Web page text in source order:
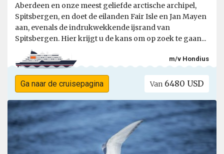
Aberdeen en onze meest geliefde arctische archipel,
Spitsbergen, en doet de eilanden Fair Isle en Jan Mayen
aan, evenals de indrukwekkende ijsrand van
Spitsbergen. Hier krijgt u de kans om op zoek te gaan...
m/v Hondius
Ga naar de cruisepagina Van 6480 USD